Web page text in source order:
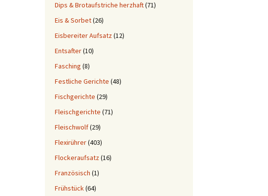
Dips & Brotaufstriche herzhaft(71)
Eis & Sorbet(26)
Eisbereiter Aufsatz(12)
Entsafter(10)
Fasching (8)
Festliche Gerichte (48)
Fischgerichte (29)
Fleischgerichte (71)
Fleischwolf(29)
Flexirührer(403)
Flockeraufsatz(16)
Französisch (1)
Frühstück(64)